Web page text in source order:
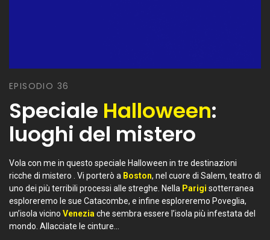
EPISODIO 36
Speciale Halloween:
luoghi del mistero
Vola con me in questo speciale Halloween in tre destinazioni
ricche di mistero . Vi porterò a Boston, nel cuore di Salem, teatro di
uno dei più terribili processi alle streghe. Nella Parigi sotterranea
esploreremo le sue Catacombe, e infine esploreremo Poveglia,
un’isola vicino Venezia che sembra essere l’isola più infestata del
mondo. Allacciate le cinture...